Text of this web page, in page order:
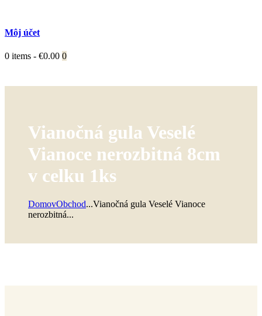
Môj účet
0 items - €0.00 0
Vianočná gula Veselé
Vianoce nerozbitná 8cm
v celku 1ks
DomovObchod...Vianočná gula Veselé Vianoce
nerozbitná...